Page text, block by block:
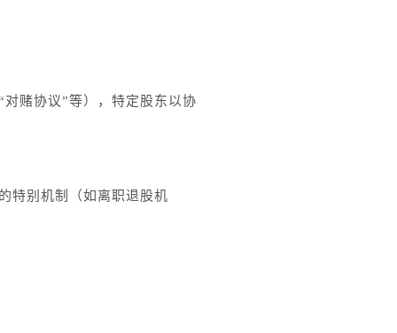
赌协议”等），特定股东以协
特别机制（如离职退股机